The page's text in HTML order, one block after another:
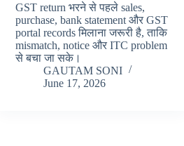
GST return भरने से पहले sales,
purchase, bank statement और GST
portal records मिलाना जरूरी है, ताकि
mismatch, notice और ITC problem
से बचा जा सके।
GAUTAM SONI
June 17, 2026